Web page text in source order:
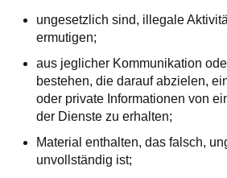
ungesetzlich sind, illegale
ermutigen;
aus jeglicher Kommunikation
bestehen, die darauf abzielen,
oder private Informationen von
der Dienste zu erhalten;
Material enthalten, das falsch,
unvollständig ist;